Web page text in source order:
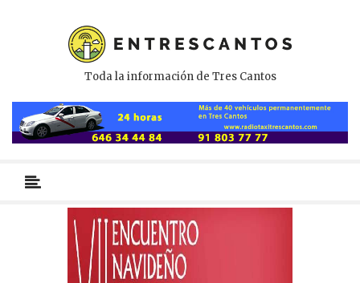
Toda la información de Tres Cantos
primario